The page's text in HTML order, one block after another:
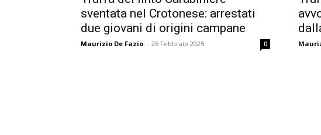
sventata nel Crotonese: arrestati
due giovani di origini campane
Maurizio De Fazio - 26 Febbraio 2025 0